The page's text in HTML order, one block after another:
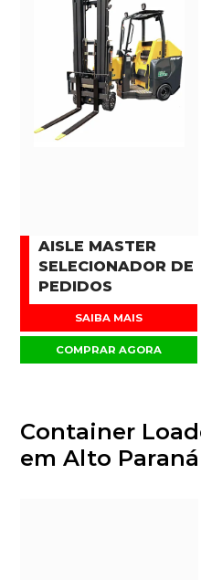
AISLE MASTER
SELECIONADOR DE
PEDIDOS
SAIBA MAIS
COMPRAR AGORA
Container
em Alto Paraná